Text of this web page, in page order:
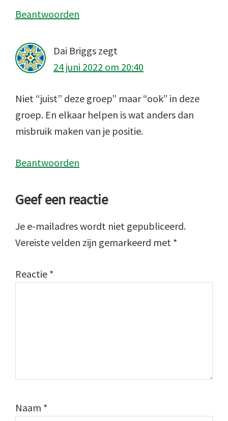
Beantwoorden
Dai Briggs zegt
24 juni 2022 om 20:40
Niet “juist” deze groep” maar “ook” in deze
groep. En elkaar helpen is wat anders dan
misbruik maken van je positie.
Beantwoorden
Geef een reactie
Je e-mailadres wordt niet gepubliceerd.
Vereiste velden zijn gemarkeerd met *
Reactie *
Naam *